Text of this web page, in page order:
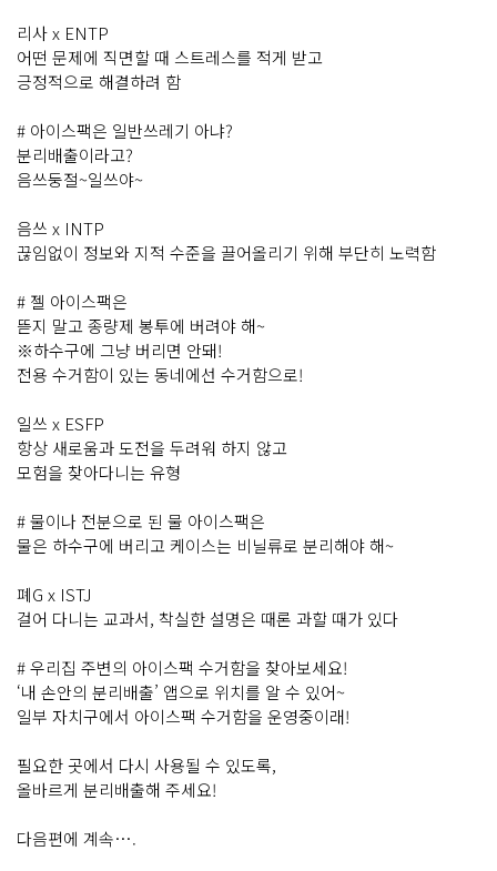
리사 x ENTP
어떤 문제에 직면할 때 스트레스를 적게 받고
긍정적으로 해결하려 함
# 아이스팩은 일반쓰레기 아냐?
분리배출이라고?
음쓰둥절~일쓰야~
음쓰 x INTP
끊임없이 정보와 지적 수준을 끌어올리기 위해 부단히 노력함
# 젤 아이스팩은
뜯지 말고 종량제 봉투에 버려야 해~
※하수구에 그냥 버리면 안돼!
전용 수거함이 있는 동네에선 수거함으로!
일쓰 x ESFP
항상 새로움과 도전을 두려워 하지 않고
모험을 찾아다니는 유형
# 물이나 전분으로 된 물 아이스팩은
물은 하수구에 버리고 케이스는 비닐류로 분리해야 해~
폐G x ISTJ
걸어 다니는 교과서, 착실한 설명은 때론 과할 때가 있다
# 우리집 주변의 아이스팩 수거함을 찾아보세요!
‘내 손안의 분리배출’ 앱으로 위치를 알 수 있어~
일부 자치구에서 아이스팩 수거함을 운영중이래!
필요한 곳에서 다시 사용될 수 있도록,
올바르게 분리배출해 주세요!
다음편에 계속….